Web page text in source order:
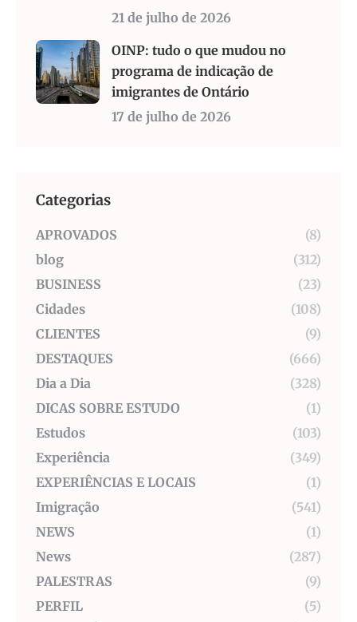
21 de julho de 2026
OINP: tudo o que mudou no
programa de indicação de
imigrantes de Ontário
17 de julho de 2026
Categorias
APROVADOS
(8)
blog
(312)
BUSINESS
(23)
Cidades
(108)
CLIENTES
(9)
DESTAQUES
(666)
Dia a Dia
(328)
DICAS SOBRE ESTUDO
(1)
Estudos
(103)
Experiência
(349)
EXPERIÊNCIAS E LOCAIS
(1)
Imigração
(541)
NEWS
(1)
News
(287)
PALESTRAS
(9)
PERFIL
(5)